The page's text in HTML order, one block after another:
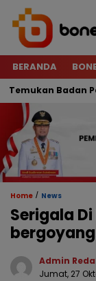
BERANDA
Badan
Home / News
Serigala
Admin
Jumat, 27